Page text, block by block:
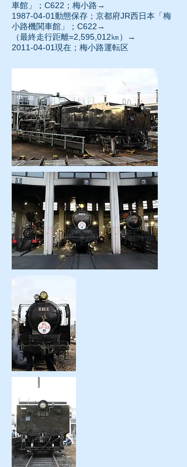
車館」；C622；梅小路→
1987-04-01動態保存；京都府JR西日本「梅
小路機関車館」；C622→
（最終走行距離=2,595,012㎞）→
2011-04-01現在；梅小路運転区